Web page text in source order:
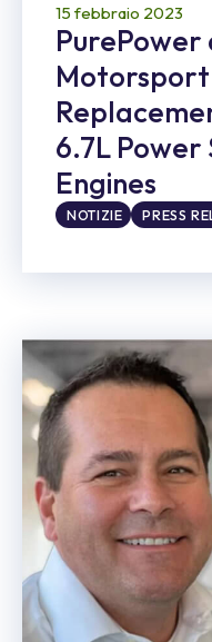
15 febbraio 2023
PurePower
Motorsport
6.7L Power
Engines
NOTIZIE PRESS